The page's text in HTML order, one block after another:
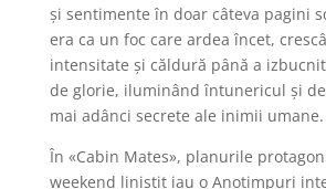
și sentimente în doar câteva pagini
era ca un foc care ardea încet,
intensitate și căldură până a
de glorie, iluminând întunericul și
mai adânci secrete ale inimii umane.
În «Cabin Mates», planurile
weekend liniștit iau o Anotimpuri